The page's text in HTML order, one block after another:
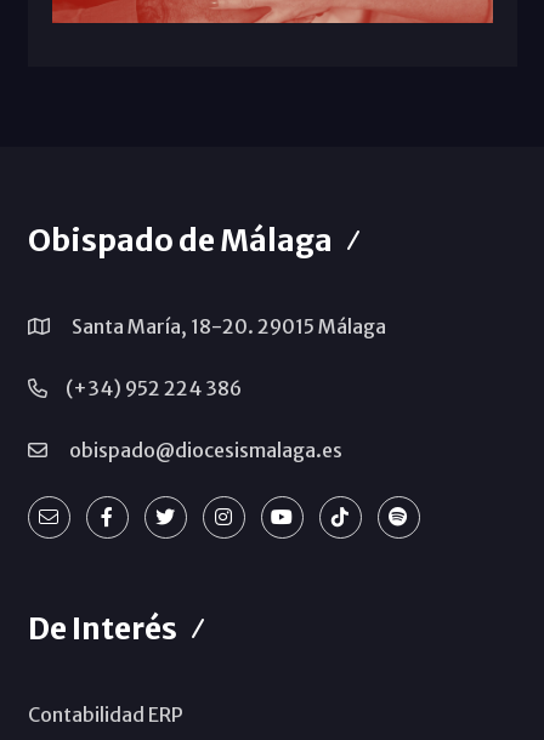
Obispado de Málaga
Santa María, 18-20. 29015 Málaga
(+34) 952 224 386
obispado@diocesismalaga.es
De Interés
Contabilidad ERP